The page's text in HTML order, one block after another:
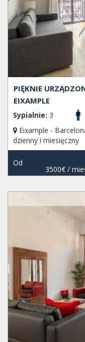
PIĘKNIE
EIXAMPLE
Sypialnie: 3
Eixample -
dzienny i miesięczny
Od
3500€/